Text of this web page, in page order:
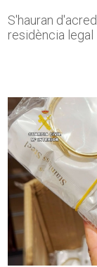
S'hauran
residència legal